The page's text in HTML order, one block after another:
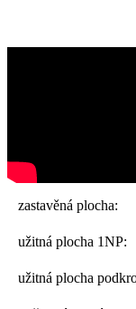
zastavěná plocha:
užitná plocha 1NP:
užitná plocha